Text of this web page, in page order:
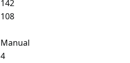
142
108
Manual
4